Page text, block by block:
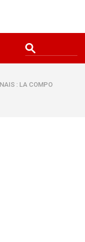
: LA COMPO